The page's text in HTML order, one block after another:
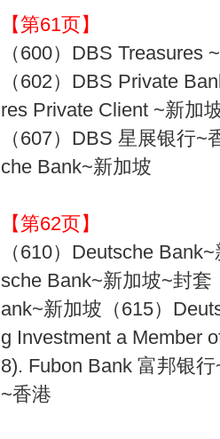
【第61页】
（600）DBS
（602）DBS Private
res Private Client ~新加
（607）DBS 星展银行
che Bank~新加坡
【第62页】
（610）Deutsche
sche Bank~新加坡~封
ank~新加坡（615）
g Investment a Member
8). Fubon Bank 富邦银
~香港